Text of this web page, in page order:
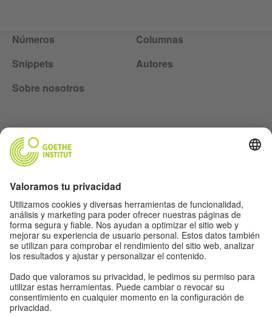
Números
Columnas
Snippets
Autores
Sobre nosotros
Newsletter
Información legal
Ajustes de privacidad
Política de protección de datos
Condiciones de uso
Lasst uns Freunde werden. Folge uns:
Otros proyectos del Goethe-Institut: